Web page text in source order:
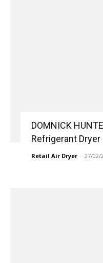
DOMNICK
Refrigerant Dryer
Retail Air Dryer - 27/02/